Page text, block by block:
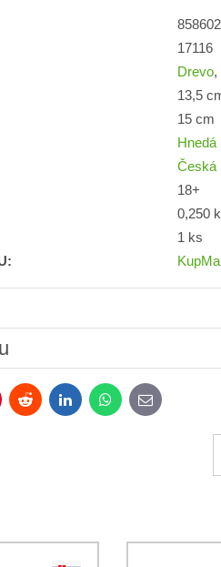
17116
Drevo,
13,5
15 cm
Hnedá
Česká
18+
0,250
1 ks
KupMa
Ochrany osobných údajov
Reddit LinkedInWhatsApp
E-
mail